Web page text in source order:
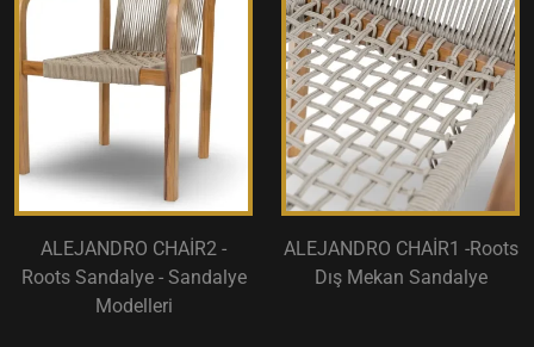
ALEJANDRO CHAİR2 -
Roots Sandalye - Sandalye
Modelleri
ALEJANDRO CHAİR1 -Roots
Dış Mekan Sandalye